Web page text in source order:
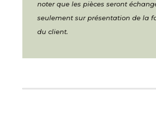
noter que les pièces seront
seulement sur présentation de la
du client.